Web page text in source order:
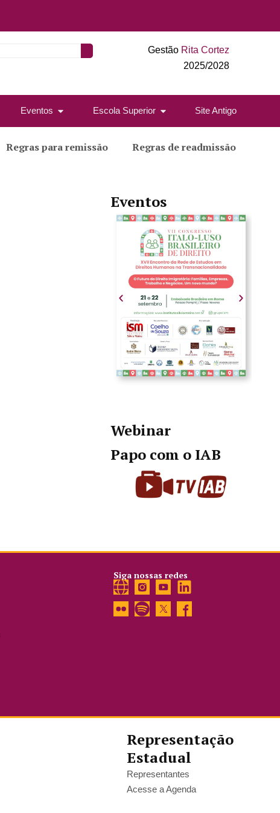
Gestão Rita Cortez
2025/2028
Eventos Escola Superior Site Antigo
Regras para remissão Regras de readmissão
Eventos
Webinar
Papo com o IAB
Siga nossas redes
Representação
Estadual
Representantes
Acesse a Agenda